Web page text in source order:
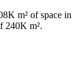
m² of space in
240K m².